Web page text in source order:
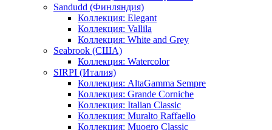
Sandudd (Финляндия)
Коллекция: Elegant
Коллекция: Vallila
Коллекция: White and Grey
Seabrook (США)
Коллекция: Watercolor
SIRPI (Италия)
Коллекция: AltaGamma Sempre
Коллекция: Grande Corniche
Коллекция: Italian Classic
Коллекция: Muralto Raffaello
Коллекция: Muogro Сlassic